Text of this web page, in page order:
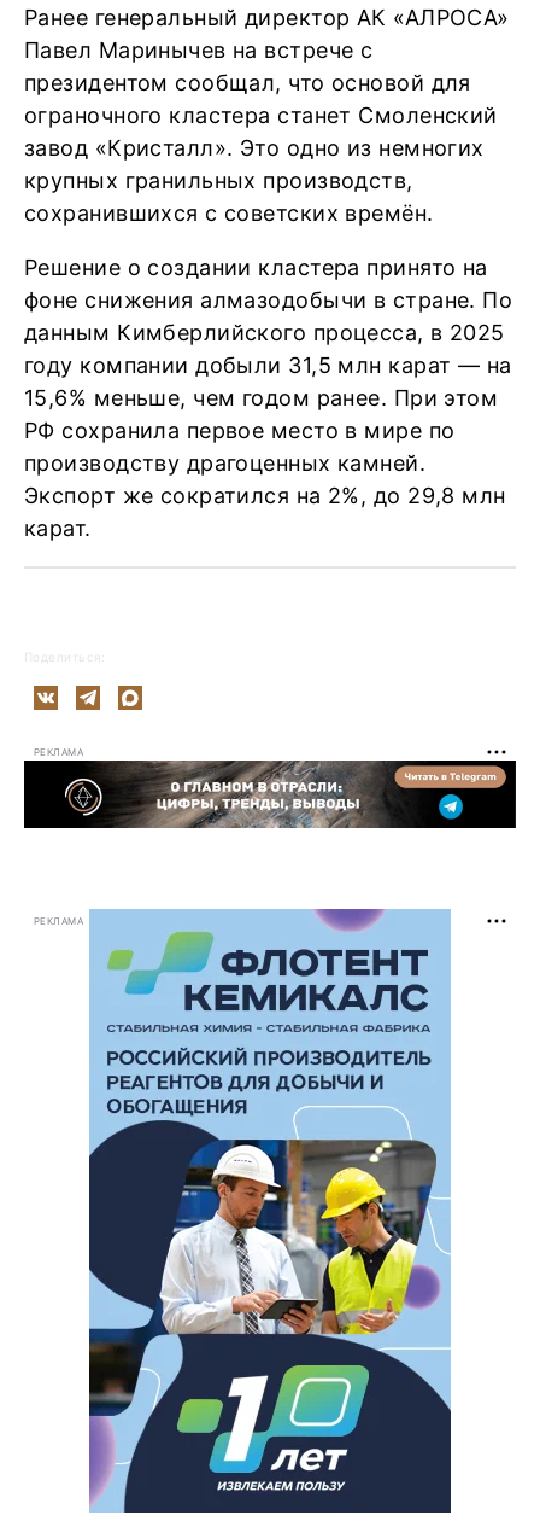
Ранее генеральный директор АК «АЛРОСА»
Павел Маринычев на встрече с
президентом сообщал, что основой для
ограночного кластера станет Смоленский
завод «Кристалл». Это одно из немногих
крупных гранильных производств,
сохранившихся с советских времён.
Решение о создании кластера принято на
фоне снижения алмазодобычи в стране. По
данным Кимберлийского процесса, в 2025
году компании добыли 31,5 млн карат — на
15,6% меньше, чем годом ранее. При этом
РФ сохранила первое место в мире по
производству драгоценных камней.
Экспорт же сократился на 2%, до 29,8 млн
карат.
Поделиться:
РЕКЛАМА
РЕКЛАМА